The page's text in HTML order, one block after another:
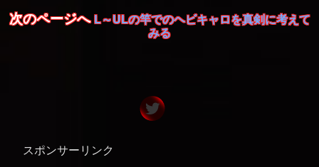
次のページへL～ULの竿でのヘビキャロを真剣に考えて
みる
スポンサーリンク